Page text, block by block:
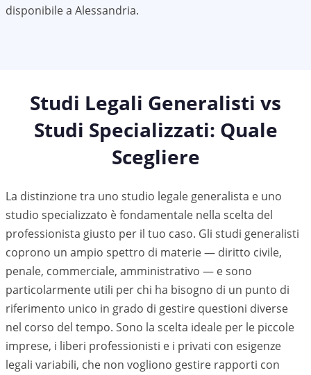
disponibile a Alessandria.
Studi Legali Generalisti vs
Studi Specializzati: Quale
Scegliere
La distinzione tra uno studio legale generalista e uno
studio specializzato è fondamentale nella scelta del
professionista giusto per il tuo caso. Gli studi generalisti
coprono un ampio spettro di materie — diritto civile,
penale, commerciale, amministrativo — e sono
particolarmente utili per chi ha bisogno di un punto di
riferimento unico in grado di gestire questioni diverse
nel corso del tempo. Sono la scelta ideale per le piccole
imprese, i liberi professionisti e i privati con esigenze
legali variabili, che non vogliono gestire rapporti con